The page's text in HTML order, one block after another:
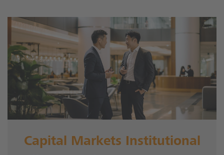
Capital Markets Institutional